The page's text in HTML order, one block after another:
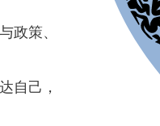
政策、
自己，